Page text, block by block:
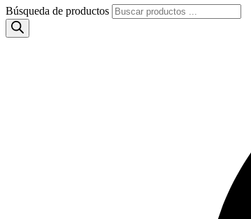
Búsqueda de productos